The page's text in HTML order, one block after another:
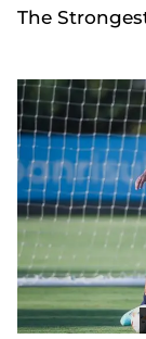
The